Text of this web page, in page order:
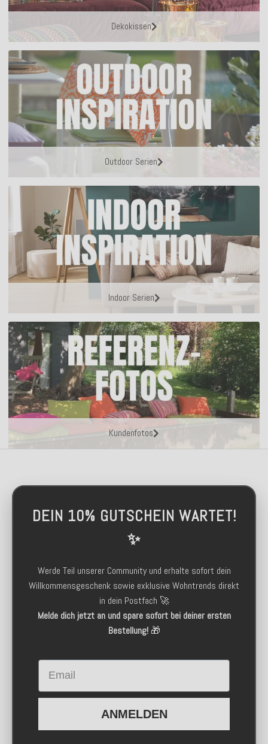
Dekokissen
Outdoor Serien
Indoor Serien
Kundenfotos
DEIN 10% GUTSCHEIN WARTET!
✨
Werde Teil unserer Community und erhalte sofort dein
Willkommensgeschenk sowie exklusive Wohntrends direkt
in dein Postfach 🚀
Melde dich jetzt an und spare sofort bei deiner ersten
Bestellung!🎁
Email
ANMELDEN